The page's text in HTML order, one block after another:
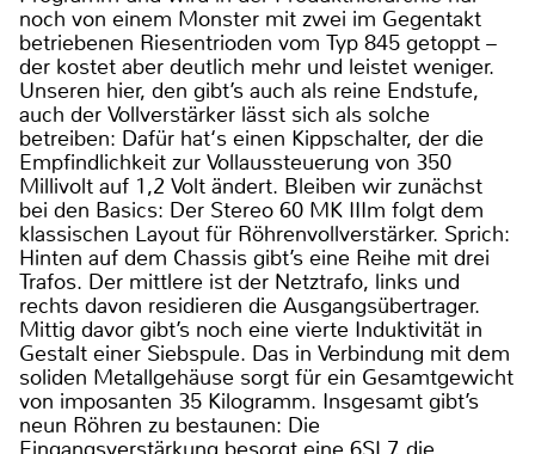
noch von einem Monster mit zwei im Gegentakt
betriebenen Riesentrioden vom Typ 845 getoppt –
der kostet aber deutlich mehr und leistet weniger.
Unseren hier, den gibt’s auch als reine Endstufe,
auch der Vollverstärker lässt sich als solche
betreiben: Dafür hat‘s einen Kippschalter, der die
Empfindlichkeit zur Vollaussteuerung von 350
Millivolt auf 1,2 Volt ändert. Bleiben wir zunächst
bei den Basics: Der Stereo 60 MK IIIm folgt dem
klassischen Layout für Röhrenvollverstärker. Sprich:
Hinten auf dem Chassis gibt’s eine Reihe mit drei
Trafos. Der mittlere ist der Netztrafo, links und
rechts davon residieren die Ausgangsübertrager.
Mittig davor gibt’s noch eine vierte Induktivität in
Gestalt einer Siebspule. Das in Verbindung mit dem
soliden Metallgehäuse sorgt für ein Gesamtgewicht
von imposanten 35 Kilogramm. Insgesamt gibt’s
neun Röhren zu bestaunen: Die